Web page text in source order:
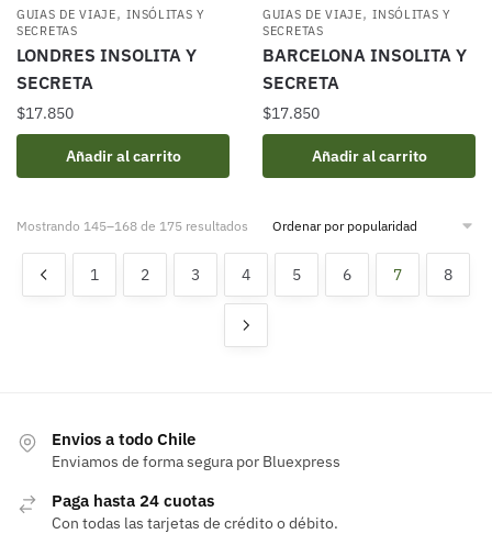
GUIAS DE VIAJE,INSÓLITAS Y
SECRETAS
LONDRES INSOLITA Y
SECRETA
$17.850
Añadir al carrito
GUIAS DE VIAJE,INSÓLITAS Y
SECRETAS
BARCELONA INSOLITA Y
SECRETA
$17.850
Añadir al carrito
Mostrando 145–168 de 175 resultados Ordenado
1 2 3 4 5 6 7 8
Envios a todo Chile
Enviamos de forma segura por Bluexpress
Paga hasta 24 cuotas
Con todas las tarjetas de crédito o débito.